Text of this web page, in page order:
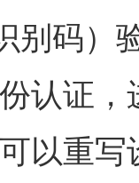
别码）
认证
以重写